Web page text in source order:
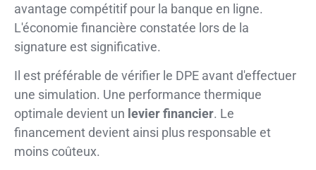
avantage compétitif pour la banque en ligne.
L'économie financière constatée lors de la
signature est significative.
Il est préférable de vérifier le DPE avant d'effectuer
une simulation. Une performance thermique
optimale devient un levier financier. Le
financement devient ainsi plus responsable et
moins coûteux.